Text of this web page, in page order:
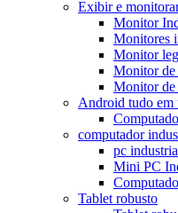
Exibir e
Monitor
Monitores
Monitor
Monitor de
Monitor
Android tudo em
computador
pc
Mini PC
Tablet robusto